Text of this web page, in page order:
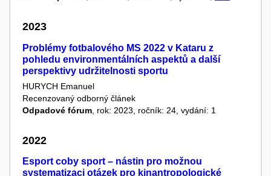
2023
Problémy fotbalového MS 2022 v Kataru z
pohledu environmentálních aspektů a další
perspektivy udržitelnosti sportu
HURYCH Emanuel
Recenzovaný odborný článek
Odpadové fórum , rok: 2023, ročník: 24, vydání: 1
2022
Esport coby sport – nástin pro možnou
systematizaci otázek pro kinantropologické